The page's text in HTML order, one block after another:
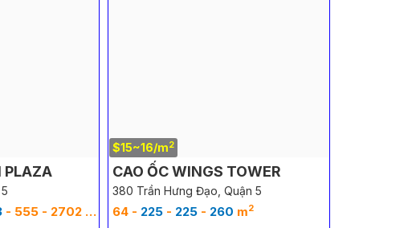
PLAZA
- 555 - 2702 - 11350 m 2
$15~16/m2
CAO ỐC WINGS TOWER
380 Trần Hưng Đạo, Quận 5
64 - 225- 225- 260 m2